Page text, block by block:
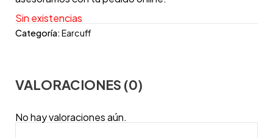
Sin existencias
Categoría:Earcuff
VALORACIONES (0)
No hay valoraciones aún.